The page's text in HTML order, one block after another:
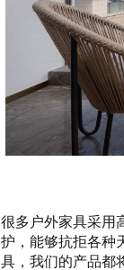
很多户外家具采用
护，能够抗拒各种
具，我们的产品都